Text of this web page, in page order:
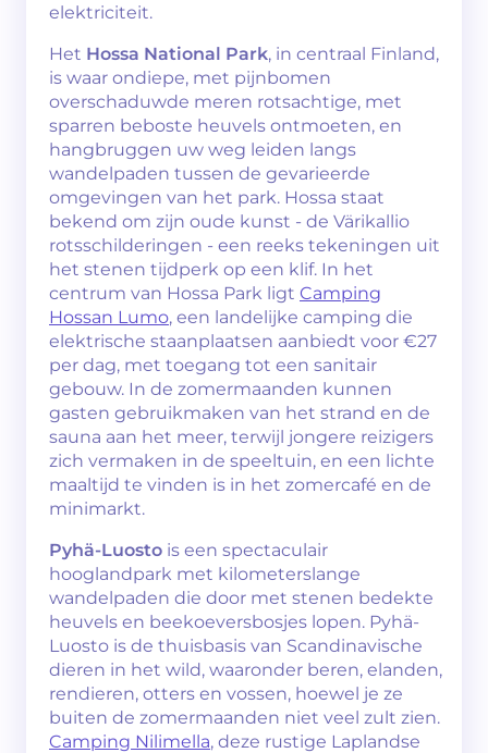
elektriciteit.
Het Hossa National Park, in centraal Finland,
is waar ondiepe, met pijnbomen
overschaduwde meren rotsachtige, met
sparren beboste heuvels ontmoeten, en
hangbruggen uw weg leiden langs
wandelpaden tussen de gevarieerde
omgevingen van het park. Hossa staat
bekend om zijn oude kunst - de Värikallio
rotsschilderingen - een reeks tekeningen uit
het stenen tijdperk op een klif. In het
centrum van Hossa Park ligt Camping
Hossan Lumo, een landelijke camping die
elektrische staanplaatsen aanbiedt voor €27
per dag, met toegang tot een sanitair
gebouw. In de zomermaanden kunnen
gasten gebruikmaken van het strand en de
sauna aan het meer, terwijl jongere reizigers
zich vermaken in de speeltuin, en een lichte
maaltijd te vinden is in het zomercafé en de
minimarkt.
Pyhä-Luosto is een spectaculair
hooglandpark met kilometerslange
wandelpaden die door met stenen bedekte
heuvels en beekoeversbosjes lopen. Pyhä-
Luosto is de thuisbasis van Scandinavische
dieren in het wild, waaronder beren, elanden,
rendieren, otters en vossen, hoewel je ze
buiten de zomermaanden niet veel zult zien.
Camping Nilimella, deze rustige Laplandse